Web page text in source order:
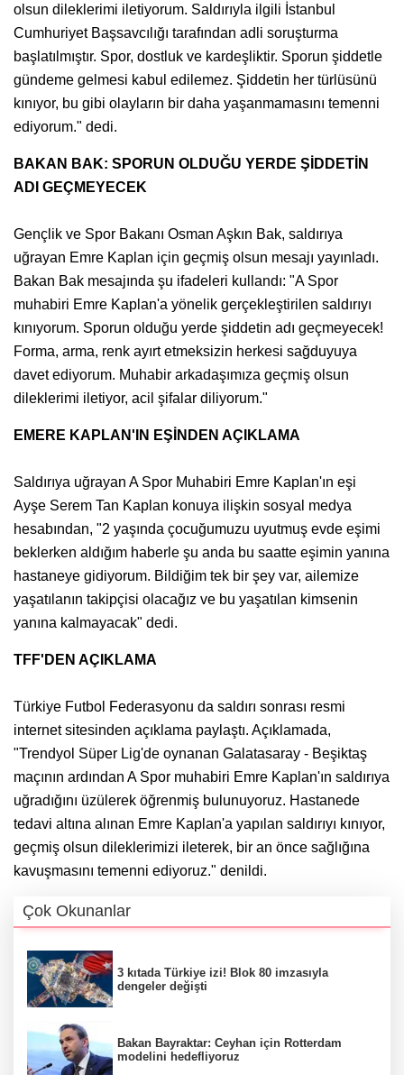
olsun dileklerimi iletiyorum. Saldırıyla ilgili İstanbul
Cumhuriyet Başsavcılığı tarafından adli soruşturma
başlatılmıştır. Spor, dostluk ve kardeşliktir. Sporun şiddetle
gündeme gelmesi kabul edilemez. Şiddetin her türlüsünü
kınıyor, bu gibi olayların bir daha yaşanmamasını temenni
ediyorum." dedi.
BAKAN BAK: SPORUN OLDUĞU YERDE ŞİDDETİN
ADI GEÇMEYECEK
Gençlik ve Spor Bakanı Osman Aşkın Bak, saldırıya
uğrayan Emre Kaplan için geçmiş olsun mesajı yayınladı.
Bakan Bak mesajında şu ifadeleri kullandı: "A Spor
muhabiri Emre Kaplan'a yönelik gerçekleştirilen saldırıyı
kınıyorum. Sporun olduğu yerde şiddetin adı geçmeyecek!
Forma, arma, renk ayırt etmeksizin herkesi sağduyuya
davet ediyorum. Muhabir arkadaşımıza geçmiş olsun
dileklerimi iletiyor, acil şifalar diliyorum."
EMERE KAPLAN'IN EŞİNDEN AÇIKLAMA
Saldırıya uğrayan A Spor Muhabiri Emre Kaplan'ın eşi
Ayşe Serem Tan Kaplan konuya ilişkin sosyal medya
hesabından, "2 yaşında çocuğumuzu uyutmuş evde eşimi
beklerken aldığım haberle şu anda bu saatte eşimin yanına
hastaneye gidiyorum. Bildiğim tek bir şey var, ailemize
yaşatılanın takipçisi olacağız ve bu yaşatılan kimsenin
yanına kalmayacak" dedi.
TFF'DEN AÇIKLAMA
Türkiye Futbol Federasyonu da saldırı sonrası resmi
internet sitesinden açıklama paylaştı. Açıklamada,
"Trendyol Süper Lig'de oynanan Galatasaray - Beşiktaş
maçının ardından A Spor muhabiri Emre Kaplan'ın saldırıya
uğradığını üzülerek öğrenmiş bulunuyoruz. Hastanede
tedavi altına alınan Emre Kaplan'a yapılan saldırıyı kınıyor,
geçmiş olsun dileklerimizi ileterek, bir an önce sağlığına
kavuşmasını temenni ediyoruz." denildi.
Çok Okunanlar
3 kıtada Türkiye izi! Blok 80 imzasıyla
dengeler değişti
Bakan Bayraktar: Ceyhan için Rotterdam
modelini hedefliyoruz